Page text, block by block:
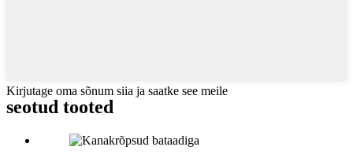
Kirjutage oma sõnum siia ja saatke see meile
seotud tooted